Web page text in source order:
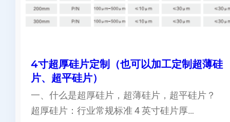
4寸超厚硅片定制（也可以加工定制超薄硅
片、超平硅片）
一、什么是超厚硅片，超薄硅片，超平硅片？
超厚硅片：行业常规标准 4 英寸硅片厚…